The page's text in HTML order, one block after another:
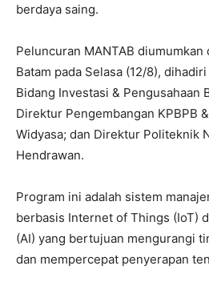
berdaya saing.
Peluncuran MANTAB
Batam pada Selasa (12/8),
Bidang Investasi & Pengusahaan
Direktur Pengembangan KPBPB
Widyasa; dan Direktur Politeknik
Hendrawan.
Program ini adalah sistem
berbasis Internet of Things (IoT)
(AI) yang bertujuan mengurangi
dan mempercepat penyerapan